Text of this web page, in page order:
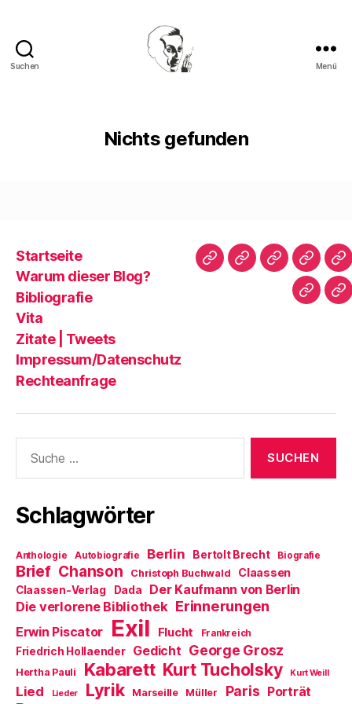
Suchen Menü
Nichts gefunden
Startseite
Warum dieser Blog?
Bibliografie
Vita
Zitate | Tweets
Impressum/Datenschutz
Rechteanfrage
Startseite
WarumBibliografie
Vita
|
nach:
Schlagwörter
Anthologie Autobiografie Berlin Bertolt Brecht Biografie
Brief Chanson Christoph Buchwald Claassen
Claassen-Verlag Dada Der Kaufmann von Berlin
Die verlorene Bibliothek Erinnerungen
Erwin Piscator Exil Flucht Frankreich
Friedrich Hollaender Gedicht George Grosz
Hertha Pauli Kabarett Kurt Tucholsky Kurt Weill
Lied Lieder Lyrik Marseille Müller Paris Porträt